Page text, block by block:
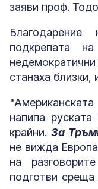
заяви проф.
подкрепата
станаха близки,
напипа
крайни. За
не вижда
на
подготви